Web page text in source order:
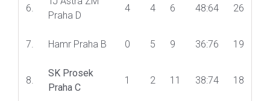
6.
Praha D
4 4 6 48:64 26
7. Hamr Praha B 0 5 9 36:76 19
8.
SK Prosek
Praha C
1 2 11 38:74 18